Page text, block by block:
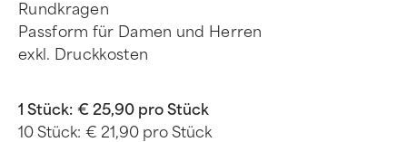
Rundkragen
Passform für Damen und Herren
exkl. Druckkosten
1 Stück: € 25,90 pro Stück
10 Stück: € 21,90 pro Stück